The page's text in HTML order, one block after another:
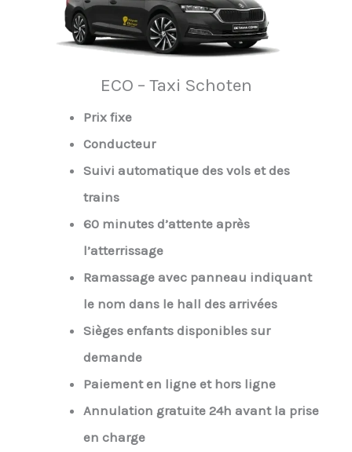
ECO – Taxi Schoten
Prix fixe
Conducteur
Suivi automatique des vols et des
trains
60 minutes d’attente après
l’atterrissage
Ramassage avec panneau indiquant
le nom dans le hall des arrivées
Sièges enfants disponibles sur
demande
Paiement en ligne et hors ligne
Annulation gratuite 24h avant la prise
en charge